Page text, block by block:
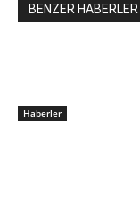
BENZER HABERLER
Haberler